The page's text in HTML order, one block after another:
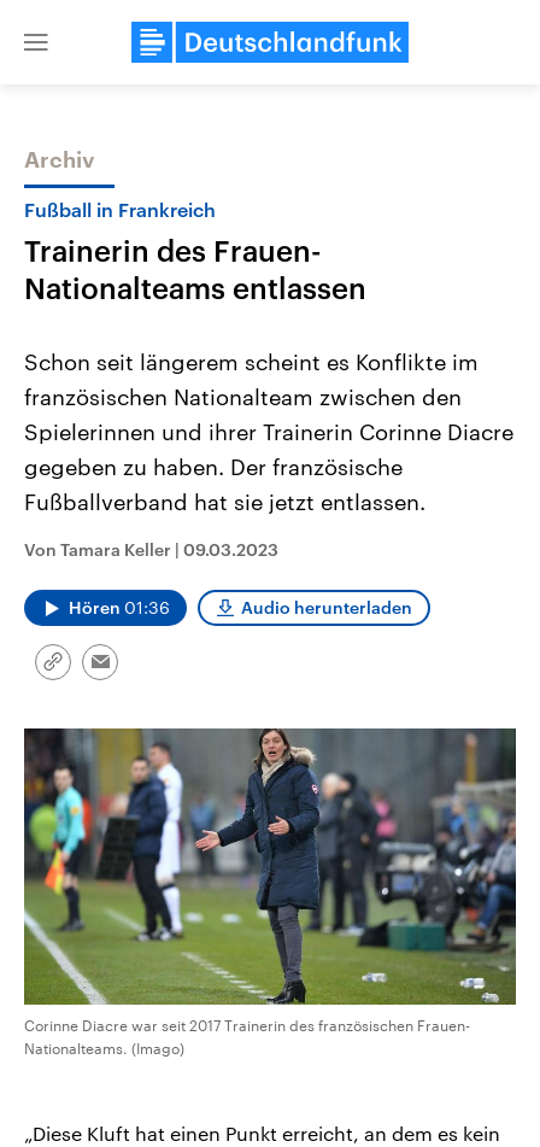
Close
Themen
Landtagswahl Sachsen-Anhalt
2026
Alle Informationen
Sachsen-Anhalt wählt am 6.
September 2026 einen neuen
Landtag. Seit 2021 wird das
CDU, SPD und FDP regiert.-
Wahlprogramme, aktuelle Berichte
und Hintergründe zu den Parteien
und Kandidaten der anstehenden
Wahl.
USA
Aktuelle Beiträge,
Hintergründe
Wirtschaftlich und
gehören die Vereinigten
den mächtigsten Ländern
Sendungen Programm Podcasts
Audio-Archiv
Archiv
Fußball in Frankreich
Trainerin des Frauen-
Nationalteams entlassen
Schon seit längerem scheint es Konflikte im
französischen Nationalteam zwischen den
Spielerinnen und ihrer Trainerin Corinne Diacre
gegeben zu haben. Der französische
Fußballverband hat sie jetzt entlassen.
Von Tamara Keller | 09.03.2023
Hören 01:36 Audio herunterladen
Link
Email
Corinne Diacre war seit 2017 Trainerin des französischen Frauen-
Nationalteams. (Imago)
„Diese Kluft hat einen Punkt erreicht, an dem es kein